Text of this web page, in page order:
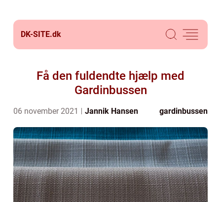
DK-SITE.dk
Få den fuldendte hjælp med
Gardinbussen
06 november 2021 Jannik Hansen gardinbussen